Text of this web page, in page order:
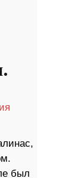
был